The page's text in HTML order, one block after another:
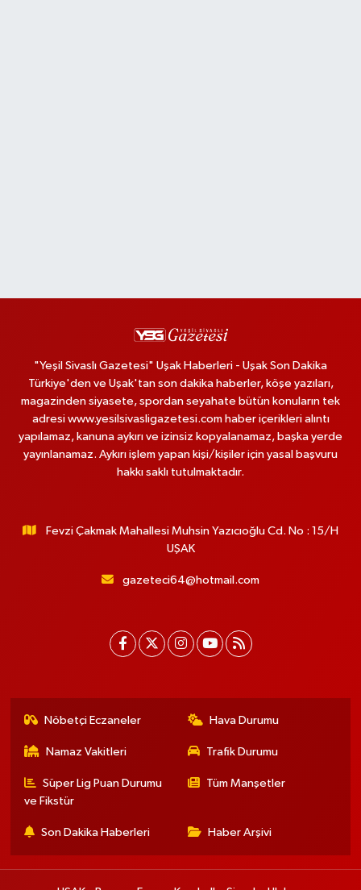
"Yeşil Sivaslı Gazetesi" Uşak Haberleri - Uşak Son Dakika
Türkiye'den ve Uşak'tan son dakika haberler, köşe yazıları,
magazinden siyasete, spordan seyahate bütün konuların tek
adresi www.yesilsivasligazetesi.com haber içerikleri alıntı
yapılamaz, kanuna aykırı ve izinsiz kopyalanamaz, başka yerde
yayınlanamaz. Aykırı işlem yapan kişi/kişiler için yasal başvuru
hakkı saklı tutulmaktadır.
Fevzi Çakmak Mahallesi Muhsin Yazıcıoğlu Cd. No : 15/H
UŞAK
gazeteci64@hotmail.com
Nöbetçi Eczaneler Hava Durumu
Namaz Vakitleri Trafik Durumu
Süper Lig Puan Durumu
ve Fikstür
Tüm Manşetler
Son Dakika Haberleri Haber Arşivi